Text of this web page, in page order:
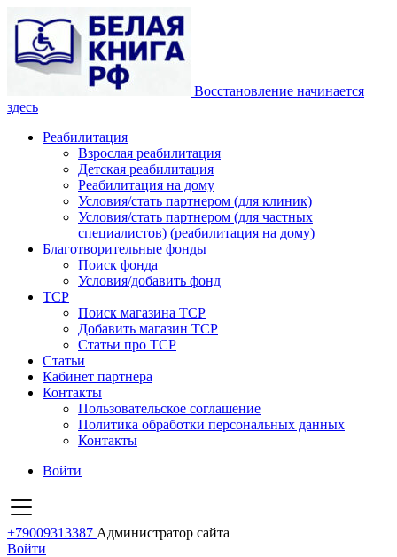
Восстановление начинается
здесь
Реабилитация
Взрослая реабилитация
Детская реабилитация
Реабилитация на дому
Условия/стать партнером (для клиник)
Условия/стать партнером (для частных
специалистов) (реабилитация на дому)
Благотворительные фонды
Поиск фонда
Условия/добавить фонд
ТСР
Поиск магазина ТСР
Добавить магазин ТСР
Статьи про ТСР
Статьи
Кабинет партнера
Контакты
Пользовательское соглашение
Политика обработки персональных данных
Контакты
Войти
+79009313387 Администратор сайта
Войти